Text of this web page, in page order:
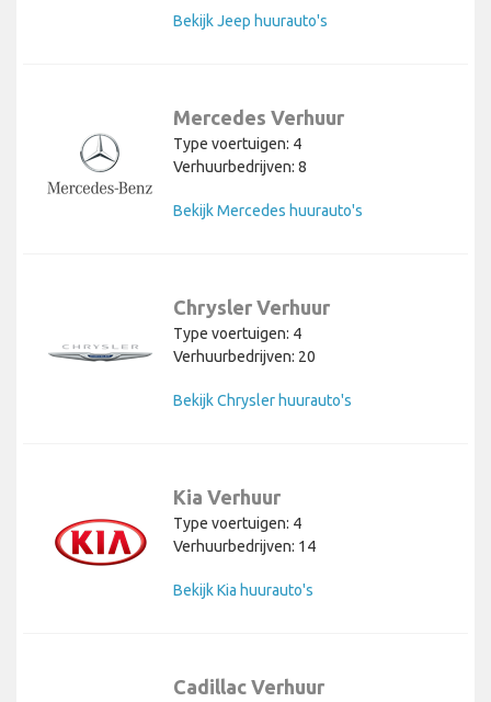
Bekijk Jeep huurauto's
Mercedes Verhuur
Type voertuigen: 4
Verhuurbedrijven: 8
Bekijk Mercedes huurauto's
Chrysler Verhuur
Type voertuigen: 4
Verhuurbedrijven: 20
Bekijk Chrysler huurauto's
Kia Verhuur
Type voertuigen: 4
Verhuurbedrijven: 14
Bekijk Kia huurauto's
Cadillac Verhuur